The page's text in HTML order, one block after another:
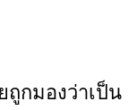
กมองว่าเป็น